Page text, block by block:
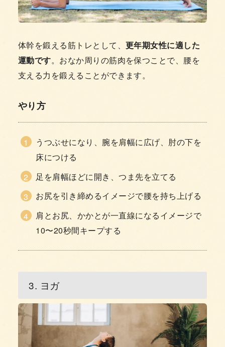
体幹を鍛える筋トレとして、 更年期女性に適した
運動です。おなか周りの筋肉を保つことで、腰を
支える力を鍛えることができます。
やり方
うつぶせになり、腕を肩幅に広げ、肘の下を
床につける
足を肩幅ほどに開き、つま先を立てる
お尻を引き締めるイメージで腰を持ち上げる
肩とお尻、かかとが一直線になるイメージで
10〜20秒間キープする
3. ヨガ